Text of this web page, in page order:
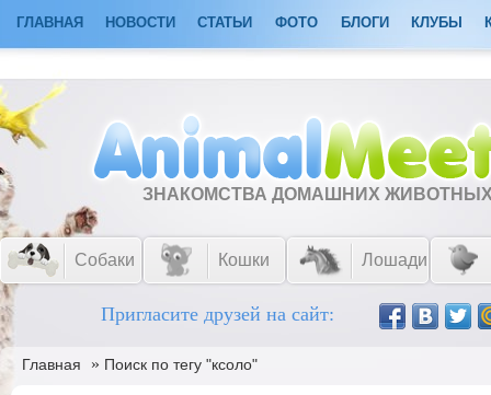
ГЛАВНАЯ НОВОСТИ СТАТЬИ ФОТО БЛОГИ КЛУБЫ
ЗНАКОМСТВА ДОМАШНИХ
Собаки Кошки Лошади
Пригласите друзей на сайт:
Главная » Поиск по тегу "ксоло"